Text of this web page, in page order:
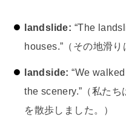
landslide: “The
houses.”（その地滑り
landside: “We
the scenery.”（私た
を散歩しました。）